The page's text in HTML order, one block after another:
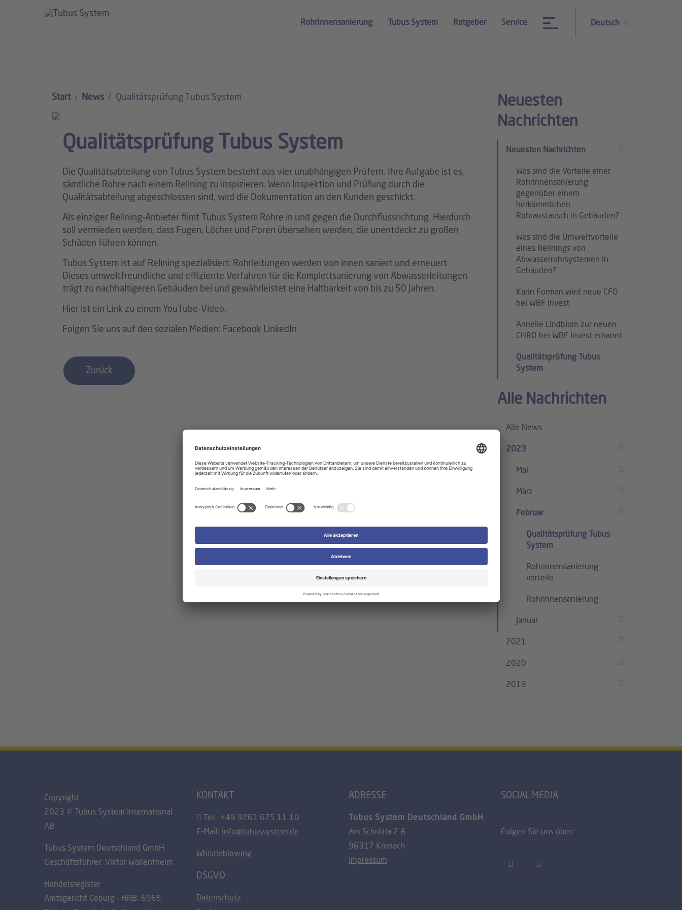
Rohrinnensanierung Tubus System Ratgeber Service Deutsch
Start News Qualitätsprüfung Tubus System
Qualitätsprüfung Tubus System
Die Qualitätsabteilung von Tubus System besteht aus vier unabhängigen Prüfern. Ihre Aufgabe ist es,
sämtliche Rohre nach einem Relining zu inspizieren. Wenn Inspektion und Prüfung durch die
Qualitätsabteilung abgeschlossen sind, wird die Dokumentation an den Kunden geschickt.
Als einziger Relining-Anbieter filmt Tubus System Rohre in und gegen die Durchflussrichtung. Hierdurch
soll vermieden werden, dass Fugen, Löcher und Poren übersehen werden, die unentdeckt zu großen
Schäden führen können.
Tubus System ist auf Relining spezialisiert: Rohrleitungen werden von innen saniert und erneuert.
Dieses umweltfreundliche und effiziente Verfahren für die Komplettsanierung von Abwasserleitungen
trägt zu nachhaltigeren Gebäuden bei und gewährleistet eine Haltbarkeit von bis zu 50 Jahren.
Hier ist ein Link zu einem YouTube-Video.
Folgen Sie uns auf den sozialen Medien: Facebook LinkedIn
Zurück
Neuesten
Nachrichten
Neuesten Nachrichten
Was sind die Vorteile einer
Rohrinnensanierung
gegenüber einem
herkömmlichen
Rohraustausch in Gebäuden?
Was sind die Umweltvorteile
eines Relinings von
Abwasserrohrsystemen in
Gebäuden?
Karin Forman wird neue CFO
bei WBF Invest
Annelie Lindblom zur neuen
CHRO bei WBF Invest ernannt
Qualitätsprüfung Tubus
System
Alle Nachrichten
Alle News
2023
Mai
März
Februar
Qualitätsprüfung Tubus
System
Rohrinnensanierung
vorteile
Rohrinnensanierung
Januar
2021
2020
2019
Copyright
2023 © Tubus System International
AB
Tubus System Deutschland GmbH
Geschäftsführer: Viktor Wallentheim
Handelsregister
Amtsgericht Coburg - HRB: 6965
KONTAKT
Tel: +49 9261 675 11 10
E-Mail: info@tubussystem.de
Whistleblowing
DSGVO
Datenschutz
ADRESSE
Tubus System Deutschland GmbH
Am Schrötla 2 A
96317 Kronach
Impressum
SOCIAL MEDIA
Folgen Sie uns über: